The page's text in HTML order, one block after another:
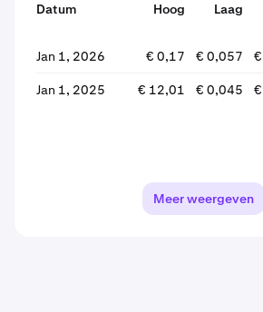
Datum Hoog Laag
Jan 1, 2026
€ 0,17 € 0,057
Jan 1, 2025 € 12,01 € 0,045
Meer weergeven